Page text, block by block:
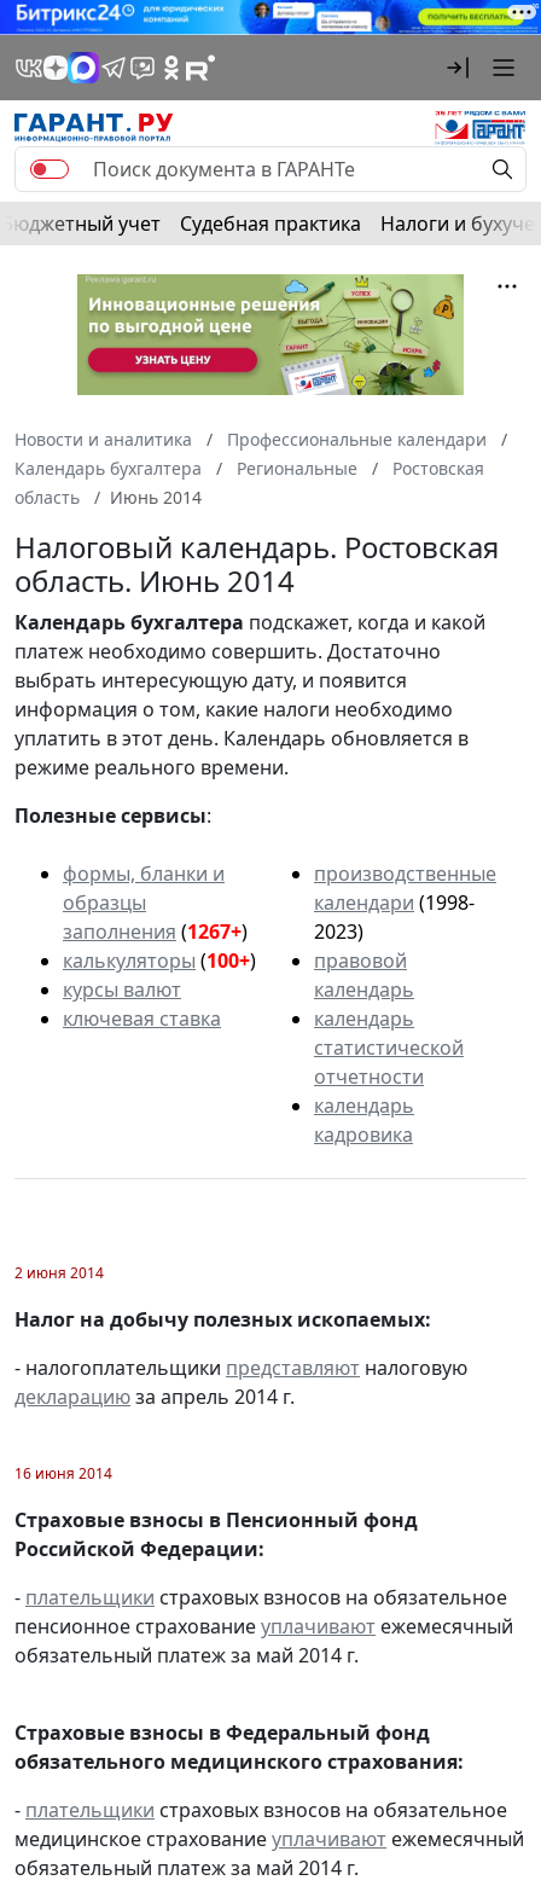
Бюджетный учет Судебная практика Налоги и
Новости и аналитика
Профессиональные календари
Календарь бухгалтера
Региональные
Ростовская
область
Июнь 2014
Налоговый календарь. Ростовская
область. Июнь 2014
Календарьбухгалтера подскажет, когда и какой
платеж необходимо совершить. Достаточно
выбрать интересующую дату, и появится
информация о том, какие налоги необходимо
уплатить в этот день. Календарь обновляется в
режиме реального времени.
Полезные сервисы:
формы, бланки и
образцы
заполнения (1267+)
калькуляторы (100+)
курсы валют
ключевая ставка
производственные
календари (1998-
2023)
правовой
календарь
календарь
статистической
отчетности
календарь
кадровика
2 июня 2014
Налог на добычу полезных ископаемых:
- налогоплательщики представляют налоговую
декларациюза апрель 2014 г.
16 июня 2014
Страховые взносы в Пенсионный фонд
Российской Федерации:
- плательщики страховых взносов на обязательное
пенсионное страхованиеуплачивают ежемесячный
обязательный платеж за май 2014 г.
Страховые взносы в Федеральный фонд
обязательного медицинского страхования:
- плательщики страховых взносов на обязательное
медицинское страхованиеуплачивают ежемесячный
обязательный платеж за май 2014 г.